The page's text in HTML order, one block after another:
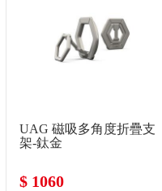
UAG 磁吸多角度折疊支
架-鈦金
$ 1060